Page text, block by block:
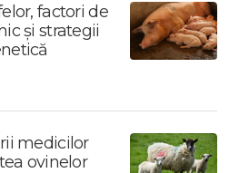
factori de
și strategii
medicilor
ovinelor